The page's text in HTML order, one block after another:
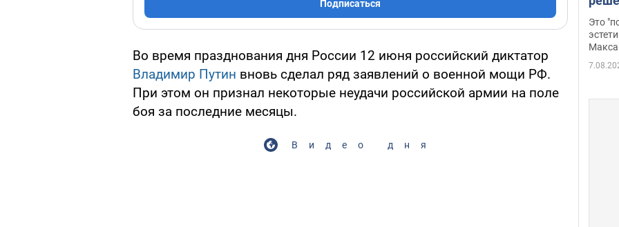
Подписаться
Во время празднования дня России 12 июня российский диктатор
Владимир Путин вновь сделал ряд заявлений о военной мощи РФ.
При этом он признал некоторые неудачи российской армии на поле
боя за последние месяцы.
Видео дня
Это